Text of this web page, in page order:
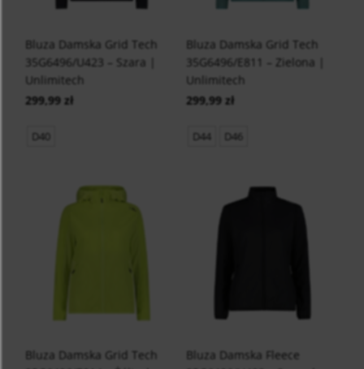
Bluza Damska Grid Tech
35G6496/U423 – Szara |
Unlimitech
299,99 zł
D40
Bluza Damska Grid Tech
35G6496/E811 – Zielona |
Unlimitech
299,99 zł
D44 D46
Bluza Damska Grid Tech
Bluza Damska Fleece